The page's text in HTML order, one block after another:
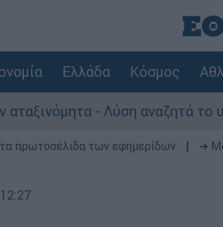
Ελλάδα Κόσμος
- Λύση αναζητά το
πρωτοσέλιδα των εφημερίδων ➔